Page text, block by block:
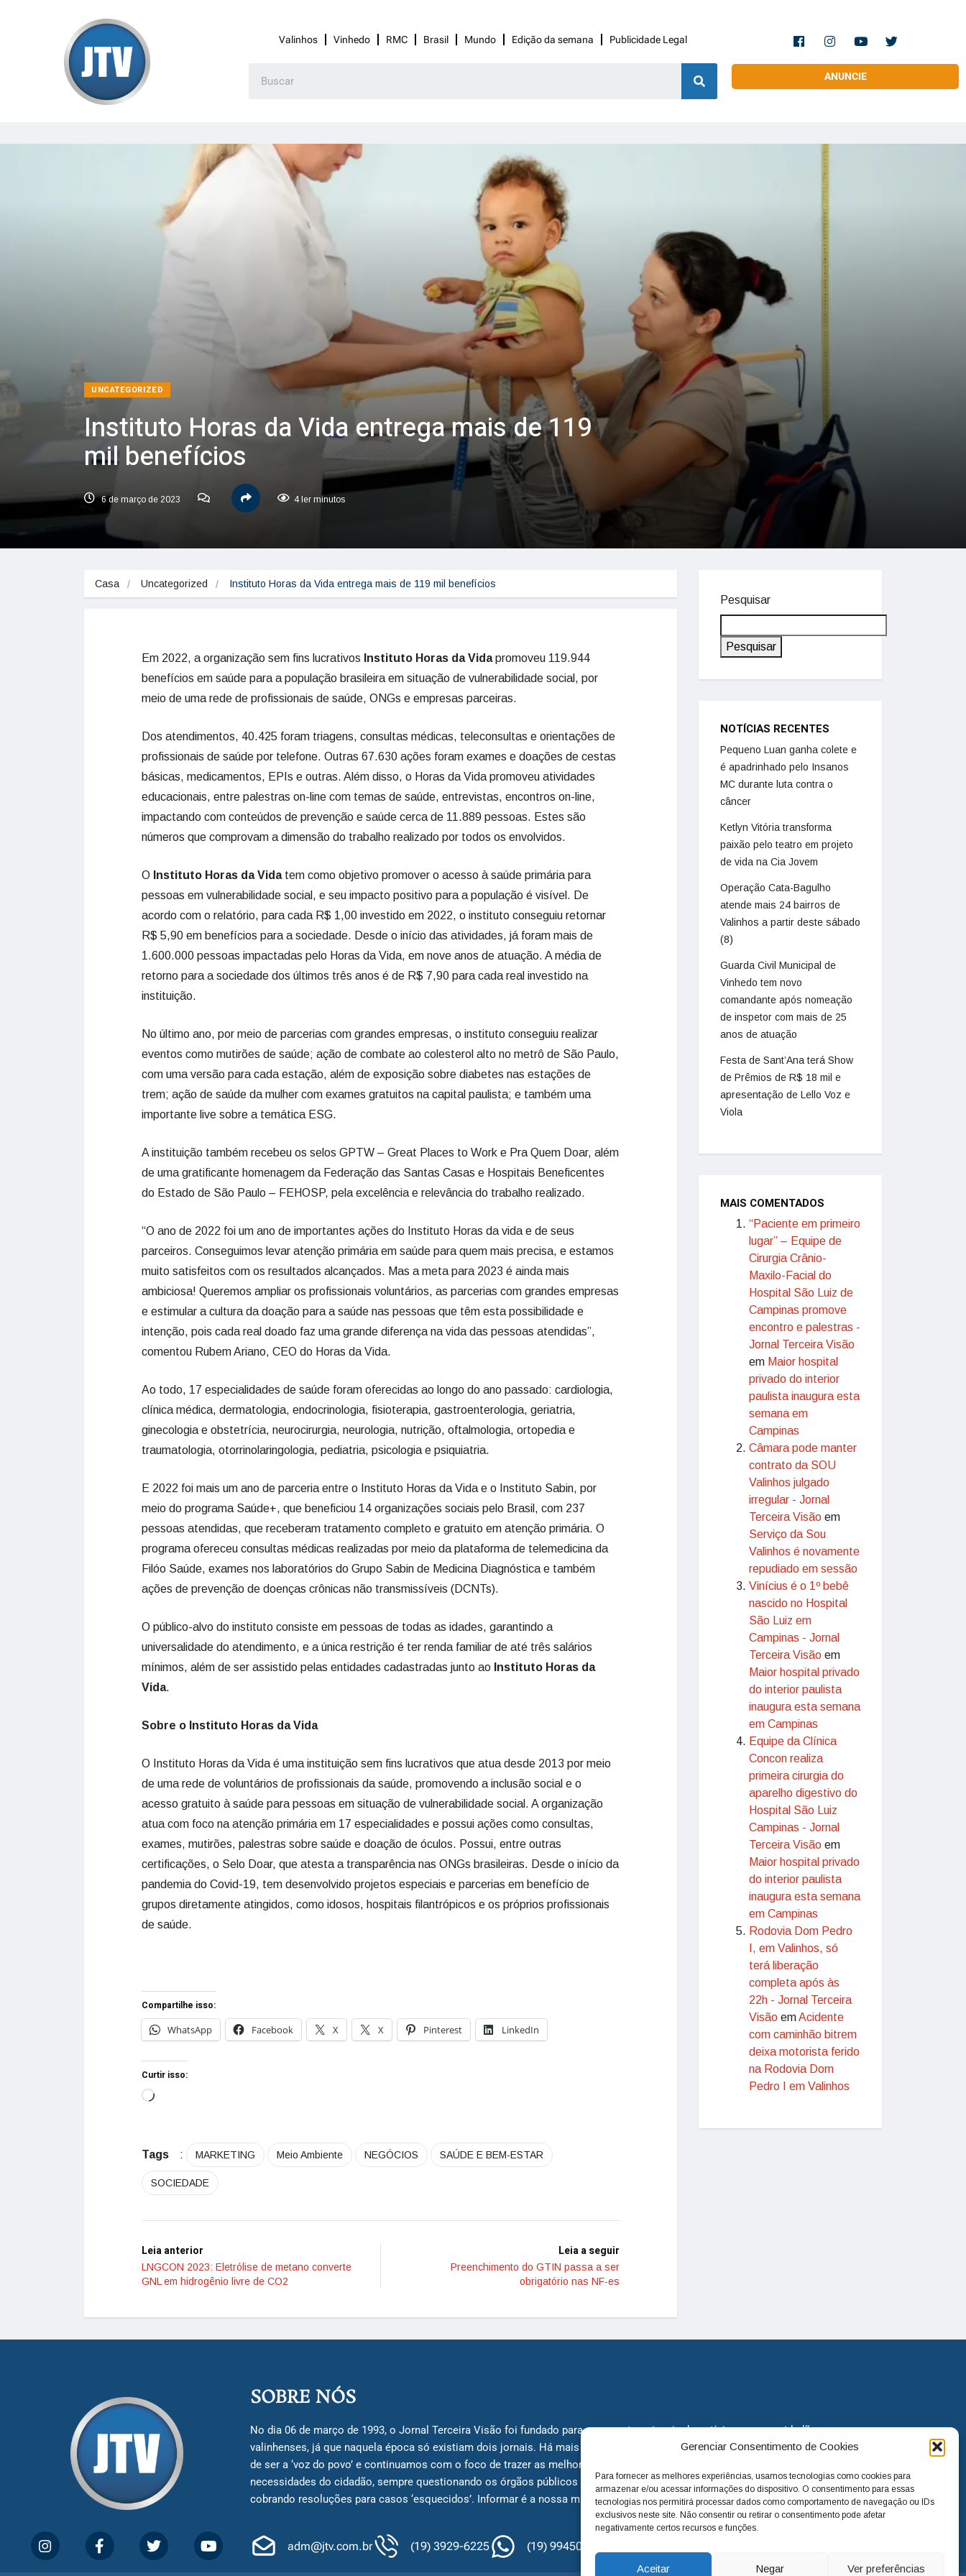
Gerenciar Consentimento de Cookies
Para fornecer as melhores experiências, usamos tecnologias como cookies para
armazenar e/ou acessar informações do dispositivo. O consentimento para essas
tecnologias nos permitirá processar dados como comportamento de navegação ou IDs
exclusivos neste site. Não consentir ou retirar o consentimento pode afetar
negativamente certos recursos e funções.
Aceitar Negar Ver preferências
Valinhos Vinhedo RMC Brasil Mundo Edição da semana Publicidade Legal
ANUNCIE
UNCATEGORIZED
Instituto Horas da Vida entrega mais de 119
mil benefícios
6 de março de 2023 4 ler minutos
Casa Uncategorized Instituto Horas da Vida entrega mais de 119 mil benefícios
Em 2022, a organização sem fins lucrativos Instituto Horas da Vidapromoveu 119.944
benefícios em saúde para a população brasileira em situação de vulnerabilidade social, por
meio de uma rede de profissionais de saúde, ONGs e empresas parceiras.
Dos atendimentos, 40.425 foram triagens, consultas médicas, teleconsultas e orientações de
profissionais de saúde por telefone. Outras 67.630 ações foram exames e doações de cestas
básicas, medicamentos, EPIs e outras. Além disso, o Horas da Vida promoveu atividades
educacionais, entre palestras on-line com temas de saúde, entrevistas, encontros on-line,
impactando com conteúdos de prevenção e saúde cerca de 11.889 pessoas. Estes são
números que comprovam a dimensão do trabalho realizado por todos os envolvidos.
O Instituto Horas da Vidatem como objetivo promover o acesso à saúde primária para
pessoas em vulnerabilidade social, e seu impacto positivo para a população é visível. De
acordo com o relatório, para cada R$ 1,00 investido em 2022, o instituto conseguiu retornar
R$ 5,90 em benefícios para a sociedade. Desde o início das atividades, já foram mais de
1.600.000 pessoas impactadas pelo Horas da Vida, em nove anos de atuação. A média de
retorno para a sociedade dos últimos três anos é de R$ 7,90 para cada real investido na
instituição.
No último ano, por meio de parcerias com grandes empresas, o instituto conseguiu realizar
eventos como mutirões de saúde; ação de combate ao colesterol alto no metrô de São Paulo,
com uma versão para cada estação, além de exposição sobre diabetes nas estações de
trem; ação de saúde da mulher com exames gratuitos na capital paulista; e também uma
importante live sobre a temática ESG.
A instituição também recebeu os selos GPTW – Great Places to Work e Pra Quem Doar, além
de uma gratificante homenagem da Federação das Santas Casas e Hospitais Beneficentes
do Estado de São Paulo – FEHOSP, pela excelência e relevância do trabalho realizado.
“O ano de 2022 foi um ano de importantes ações do Instituto Horas da vida e de seus
parceiros. Conseguimos levar atenção primária em saúde para quem mais precisa, e estamos
muito satisfeitos com os resultados alcançados. Mas a meta para 2023 é ainda mais
ambiciosa! Queremos ampliar os profissionais voluntários, as parcerias com grandes empresas
e estimular a cultura da doação para a saúde nas pessoas que têm esta possibilidade e
intenção, pois cada real doado faz uma grande diferença na vida das pessoas atendidas”,
comentou Rubem Ariano, CEO do Horas da Vida.
Ao todo, 17 especialidades de saúde foram oferecidas ao longo do ano passado: cardiologia,
clínica médica, dermatologia, endocrinologia, fisioterapia, gastroenterologia, geriatria,
ginecologia e obstetrícia, neurocirurgia, neurologia, nutrição, oftalmologia, ortopedia e
traumatologia, otorrinolaringologia, pediatria, psicologia e psiquiatria.
E 2022 foi mais um ano de parceria entre o Instituto Horas da Vida e o Instituto Sabin, por
meio do programa Saúde+, que beneficiou 14 organizações sociais pelo Brasil, com 237
pessoas atendidas, que receberam tratamento completo e gratuito em atenção primária. O
programa ofereceu consultas médicas realizadas por meio da plataforma de telemedicina da
Filóo Saúde, exames nos laboratórios do Grupo Sabin de Medicina Diagnóstica e também
ações de prevenção de doenças crônicas não transmissíveis (DCNTs).
O público-alvo do instituto consiste em pessoas de todas as idades, garantindo a
universalidade do atendimento, e a única restrição é ter renda familiar de até três salários
mínimos, além de ser assistido pelas entidades cadastradas junto ao Instituto Horas da
Vida.
Sobre o Instituto Horas da Vida
O Instituto Horas da Vida é uma instituição sem fins lucrativos que atua desde 2013 por meio
de uma rede de voluntários de profissionais da saúde, promovendo a inclusão social e o
acesso gratuito à saúde para pessoas em situação de vulnerabilidade social. A organização
atua com foco na atenção primária em 17 especialidades e possui ações como consultas,
exames, mutirões, palestras sobre saúde e doação de óculos. Possui, entre outras
certificações, o Selo Doar, que atesta a transparência nas ONGs brasileiras. Desde o início da
pandemia do Covid-19, tem desenvolvido projetos especiais e parcerias em benefício de
grupos diretamente atingidos, como idosos, hospitais filantrópicos e os próprios profissionais
de saúde.
Compartilhe isso:
WhatsApp
Facebook X X Pinterest LinkedIn
Curtir isso:
Tags : MARKETING Meio Ambiente NEGÓCIOS SAÚDE E BEM-ESTAR
SOCIEDADE
Leia anterior
LNGCON 2023: Eletrólise de metano converte
GNL em hidrogênio livre de CO2
Leia a seguir
Preenchimento do GTIN passa a ser
obrigatório nas NF-es
Pesquisar
Pesquisar
NOTÍCIAS RECENTES
Pequeno Luan ganha colete e
é apadrinhado pelo Insanos
MC durante luta contra o
câncer
Ketlyn Vitória transforma
paixão pelo teatro em projeto
de vida na Cia Jovem
Operação Cata-Bagulho
atende mais 24 bairros de
Valinhos a partir deste sábado
(8)
Guarda Civil Municipal de
Vinhedo tem novo
comandante após nomeação
de inspetor com mais de 25
anos de atuação
Festa de Sant’Ana terá Show
de Prêmios de R$ 18 mil e
apresentação de Lello Voz e
Viola
MAIS COMENTADOS
“Paciente em primeiro
lugar” – Equipe de
Cirurgia Crânio-
Maxilo-Facial do
Hospital São Luiz de
Campinas promove
encontro e palestras -
Jornal Terceira Visão
em Maior hospital
privado do interior
paulista inaugura esta
semana em
Campinas
Câmara pode manter
contrato da SOU
Valinhos julgado
irregular - Jornal
Terceira Visão em
Serviço da Sou
Valinhos é novamente
repudiado em sessão
Vinícius é o 1º bebê
nascido no Hospital
São Luiz em
Campinas - Jornal
Terceira Visão em
Maior hospital privado
do interior paulista
inaugura esta semana
em Campinas
Equipe da Clínica
Concon realiza
primeira cirurgia do
aparelho digestivo do
Hospital São Luiz
Campinas - Jornal
Terceira Visão em
Maior hospital privado
do interior paulista
inaugura esta semana
em Campinas
Rodovia Dom Pedro
I, em Valinhos, só
terá liberação
completa após às
22h - Jornal Terceira
Visão emAcidente
com caminhão bitrem
deixa motorista ferido
na Rodovia Dom
Pedro I em Valinhos
SOBRE NÓS
No dia 06 de março de 1993, o Jornal Terceira Visão foi fundado para ser uma terceira via de notícias para os cidadãos
valinhenses, já que naquela época só existiam dois jornais. Há mais de 30 anos, o jornal continua assumindo o papel
de ser a ‘voz do povo’ e continuamos com o foco de trazer as melhores notícias. Nunca deixamos de lado as
necessidades do cidadão, sempre questionando os órgãos públicos em busca de melhorias para a cidade e sempre
cobrando resoluções para casos ‘esquecidos’. Informar é a nossa missão!
adm@jtv.com.br (19) 3929-6225 (19) 99450-1424